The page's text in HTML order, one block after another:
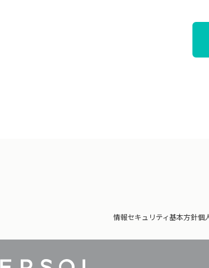
情報セキュリティ基本方針個